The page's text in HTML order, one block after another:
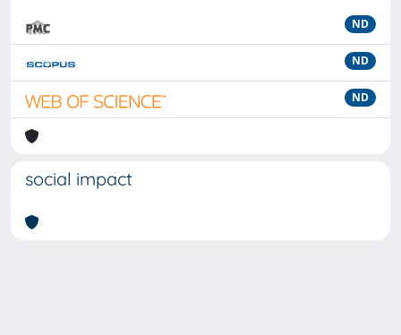
ND
ND
ND
social impact